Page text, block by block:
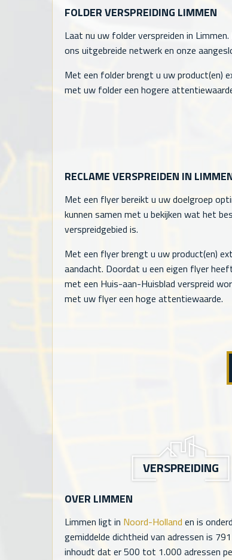
FOLDER VERSPREIDING LIMMEN
Laat nu uw folder verspreiden in
ons uitgebreide netwerk en onze
Met een folder brengt u uw product(en)
met uw folder een hogere
RECLAME VERSPREIDEN IN
Met een flyer bereikt u uw doelgroep
kunnen samen met u bekijken wat het
verspreidgebied is.
Met een flyer brengt u uw product(en)
aandacht. Doordat u een eigen flyer
met een Huis-aan-Huisblad verspreid
met uw flyer een hoge attentiewaarde.
VERSPREIDING
OVER LIMMEN
Limmen ligt in Noord-Holland en is
gemiddelde dichtheid van adressen is 791
inhoudt dat er 500 tot 1.000 adressen